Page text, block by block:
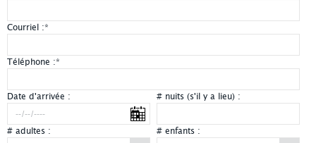
Courriel :*
Téléphone :*
Date d'arrivée : # nuits (s'il y a lieu) :
# adultes : # enfants :